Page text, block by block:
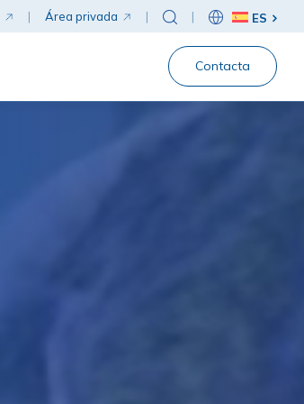
| Área privada | | ES
Contacta